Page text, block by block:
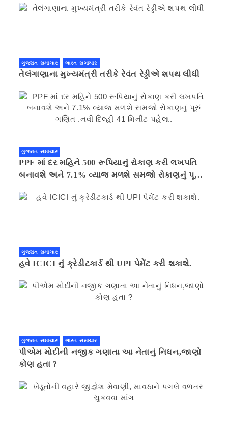
ગુજરાત સમાચાર ભારત સમાચાર
તેલંગાણાના મુખ્યમંત્રી તરીકે રેવંત રેડ્ડીએ શપથ લીધી
ગુજરાત સમાચાર
PPF માં દર મહિને 500 રૂપિયાનું રોકાણ કરી લખપતિ
બનાવશે અને 7.1% વ્યાજ મળશે સમજો રોકાણનું પૂરું
ગુજરાત સમાચાર
હવે ICICI નું ક્રેડીટકાર્ડ થી UPI પેમેંટ કરી શકાશે.
ગુજરાત સમાચાર ભારત સમાચાર
પીએમ મોદીની નજીક ગણાતા આ નેતાનું નિધન,જાણો
કોણ હતા ?